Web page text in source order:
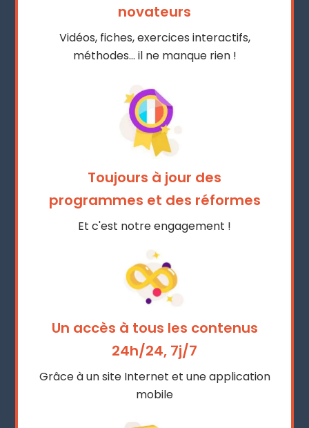
novateurs
Vidéos, fiches, exercices interactifs,
méthodes… il ne manque rien !
Toujours à jour des
programmes et des réformes
Et c'est notre engagement !
Un accès à tous les contenus
24h/24, 7j/7
Grâce à un site Internet et une application
mobile